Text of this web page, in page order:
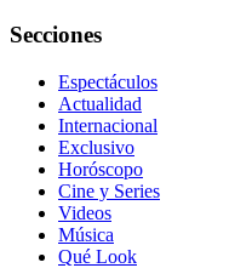
Secciones
Espectáculos
Actualidad
Internacional
Exclusivo
Horóscopo
Cine y Series
Videos
Música
Qué Look